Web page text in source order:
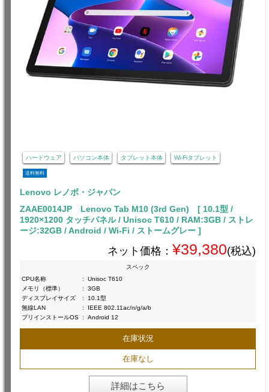
ハードウェア パソコン本体 タブレット本体 Wi-Fiタブレット
送料無料
Lenovo レノボ・ジャパン
ZAAE0014JP Lenovo Tab M10 (3rd Gen) [ 10.1型 /
1920×1200 タッチパネル / Unisoc T610 / RAM:3GB / ストレ
ージ:32GB / Android / Wi-Fi / ストームグレー ]
ネット価格： ¥39,380(税込)
スペック
CPU名称
:
Unisoc T610
メモリ（標準）
:
3GB
ディスプレイサイズ
:
10.1型
無線LAN
:
IEEE 802.11ac/n/g/a/b
プリインストールOS : Android 12
在庫状況
在庫なし
詳細はこちら